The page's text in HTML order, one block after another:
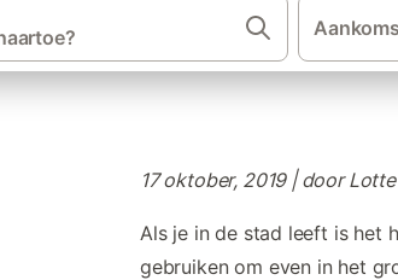
17 oktober, 2019 | door
Als je in de stad leeft is het
gebruiken om even in het